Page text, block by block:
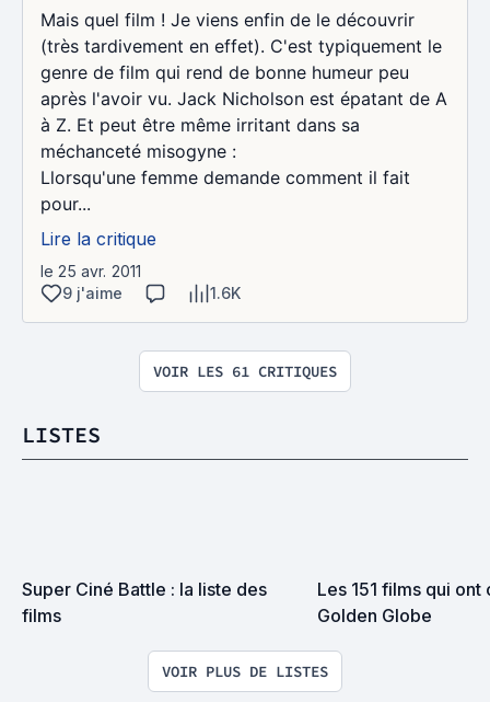
Mais quel film ! Je viens enfin de le découvrir
(très tardivement en effet). C'est typiquement le
genre de film qui rend de bonne humeur peu
après l'avoir vu. Jack Nicholson est épatant de A
à Z. Et peut être même irritant dans sa
méchanceté misogyne :
Llorsqu'une femme demande comment il fait
pour...
Lire la critique
le 25 avr. 2011
9 j'aime
1.6K
VOIR LES 61 CRITIQUES
LISTES
Super Ciné Battle : la liste des
films
Les 151 films qui ont
Golden Globe
VOIR PLUS DE LISTES